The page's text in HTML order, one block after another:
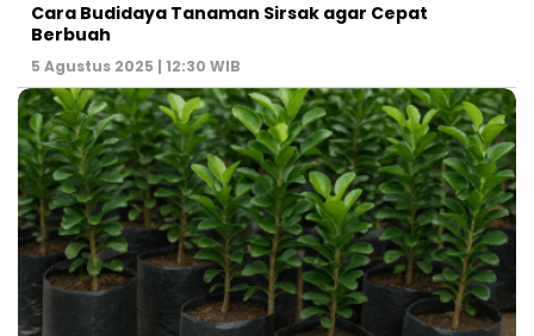
Cara Budidaya Tanaman Sirsak agar Cepat
Berbuah
5 Agustus 2025 | 12:30 WIB